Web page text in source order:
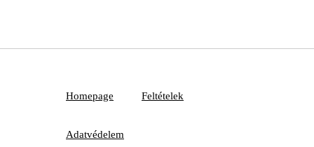
Homepage Feltételek
Adatvédelem